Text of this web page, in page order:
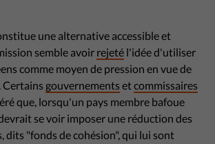
une alternative accessible et
semble avoir rejeté l'idée d'utiliser
comme moyen de pression en vue de
Certains gouvernements etcommissaires
que, lorsqu'un pays membre bafoue
se voir imposer une réduction des
dits "fonds de cohésion", qui lui sont